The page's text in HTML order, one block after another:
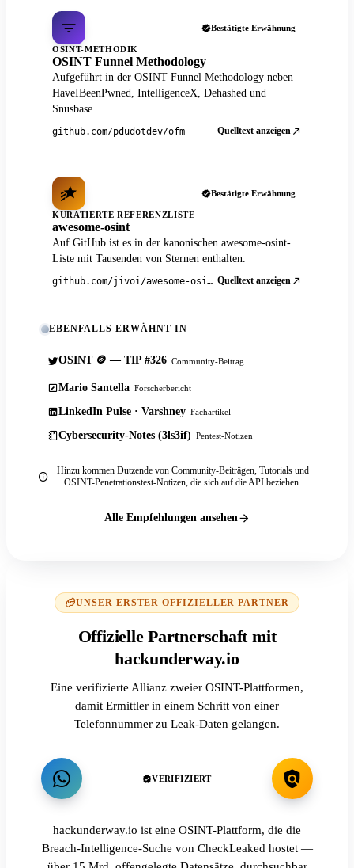
Bestätigte Erwähnung
OSINT-METHODIK
OSINT Funnel Methodology
Aufgeführt in der OSINT Funnel Methodology neben
HaveIBeenPwned, IntelligenceX, Dehashed und
Snusbase.
github.com/pdudotdev/ofm Quelltext anzeigen
Bestätigte Erwähnung
KURATIERTE REFERENZLISTE
awesome-osint
Auf GitHub ist es in der kanonischen awesome-osint-
Liste mit Tausenden von Sternen enthalten.
github.com/jivoi/awesome-osint Quelltext anzeigen
EBENFALLS ERWÄHNT IN
OSINT 🪙 — TIP #326 Community-Beitrag
Mario Santella Forscherbericht
LinkedIn Pulse · Varshney Fachartikel
Cybersecurity-Notes (3ls3if) Pentest-Notizen
Hinzu kommen Dutzende von Community-Beiträgen, Tutorials und
OSINT-Penetrationstest-Notizen, die sich auf die API beziehen.
Alle Empfehlungen ansehen
UNSER ERSTER OFFIZIELLER PARTNER
Offizielle Partnerschaft mit
hackunderway.io
Eine verifizierte Allianz zweier OSINT-Plattformen,
damit Ermittler in einem Schritt von einer
Telefonnummer zu Leak-Daten gelangen.
VERIFIZIERT
hackunderway.io ist eine OSINT-Plattform, die die
Breach-Intelligence-Suche von CheckLeaked hostet —